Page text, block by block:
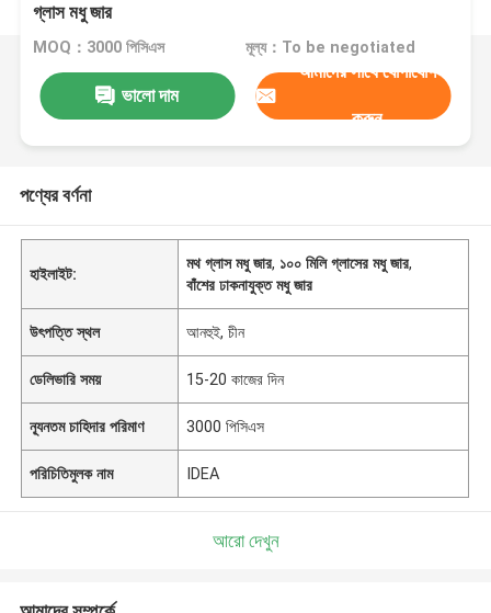
গ্লাস মধু জার
MOQ：3000 পিসিএস মূল্য：To be negotiated
ভালো দাম
আমাদের সাথে যোগাযোগ
করুন
পণ্যের বর্ণনা
হাইলাইট:
মথ গ্লাস মধু জার, ১০০ মিলি গ্লাসের মধু জার,
বাঁশের ঢাকনাযুক্ত মধু জার
উৎপত্তি স্থল আনহুই, চীন
ডেলিভারি সময় 15-20 কাজের দিন
ন্যূনতম চাহিদার পরিমাণ 3000 পিসিএস
পরিচিতিমুলক নাম IDEA
আরো দেখুন